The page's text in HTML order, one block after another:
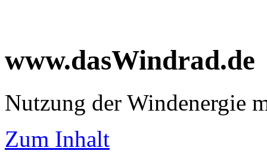
www.dasWindrad.de
Nutzung der Windenergie
Zum Inhalt